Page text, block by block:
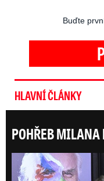
Buďte
HLAVNÍ ČLÁNKY
POHŘEB